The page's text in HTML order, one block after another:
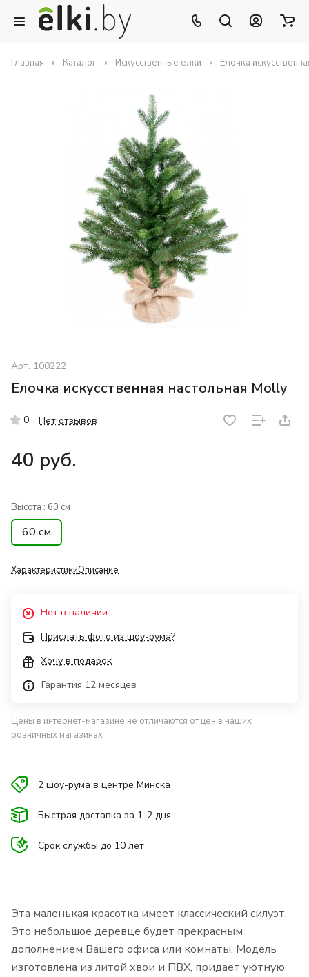
Главная Каталог Искусственные елки Елочка
Арт. 100222
Елочка искусственная настольная Molly
0 Нет отзывов
40 руб.
Высота : 60 см
60 см
ХарактеристикиОписание
Нет в наличии
Прислать фото из шоу-рума?
Хочу в подарок
Гарантия 12 месяцев
Цены в интернет-магазине не отличаются от цен в наших
розничных магазинах
2 шоу-рума в центре Минска
Быстрая доставка за 1-2 дня
Срок службы до 10 лет
Эта маленькая красотка имеет классический силуэт.
Это небольшое деревце будет прекрасным
дополнением Вашего офиса или комнаты. Модель
изготовлена из литой хвои и ПВХ, придает уютную